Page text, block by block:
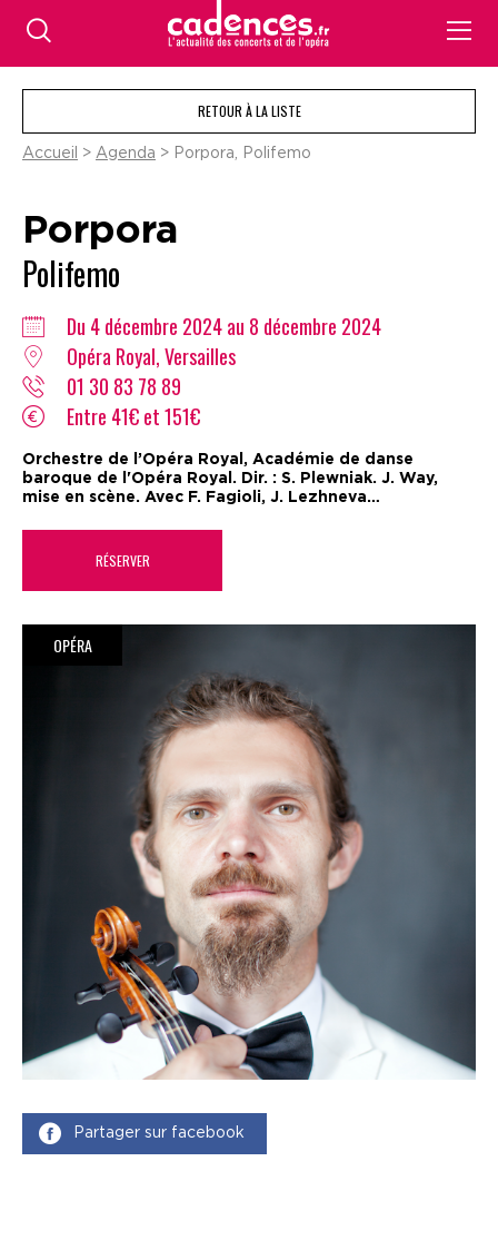
RETOUR À LA LISTE
Accueil > Agenda > Porpora, Polifemo
Porpora
Polifemo
Du 4 décembre 2024 au 8 décembre 2024
Opéra Royal, Versailles
01 30 83 78 89
Entre 41€ et 151€
Orchestre de l’Opéra Royal, Académie de danse
baroque de l'Opéra Royal. Dir. : S. Plewniak. J. Way,
mise en scène. Avec F. Fagioli, J. Lezhneva…
RÉSERVER
OPÉRA
Partager sur facebook